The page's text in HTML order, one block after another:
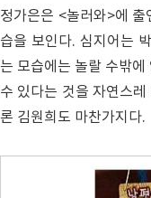
정가은은 <놀러와>에
습을 보인다. 심지어는
는 모습에는 놀랄 수밖
수 있다는 것을 자연스
론 김원희도 마찬가지다.